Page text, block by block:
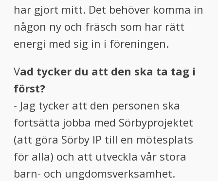
har gjort mitt. Det behöver komma in
någon ny och fräsch som har rätt
energi med sig in i föreningen.
Vad tycker du att den ska ta tag i
först?
- Jag tycker att den personen ska
fortsätta jobba med Sörbyprojektet
(att göra Sörby IP till en mötesplats
för alla) och att utveckla vår stora
barn- och ungdomsverksamhet.